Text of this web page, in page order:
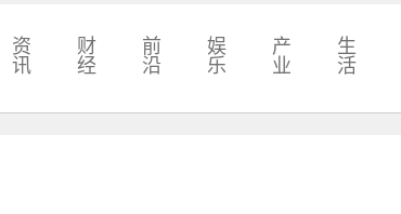
资
讯
财
经
前
沿
娱
乐
产
业
生
活